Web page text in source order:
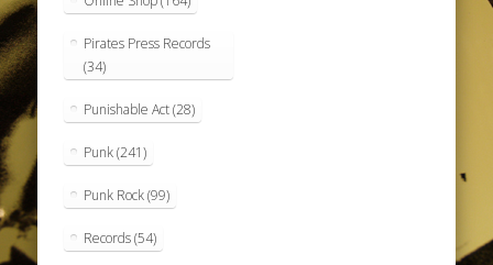
Pirates Press Records
(34)
Punishable Act(28)
Punk(241)
Punk Rock(99)
Records(54)